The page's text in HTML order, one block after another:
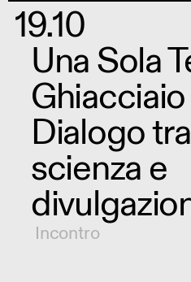
19.10
Una Sola
Dialogo
scienza e
Incontro